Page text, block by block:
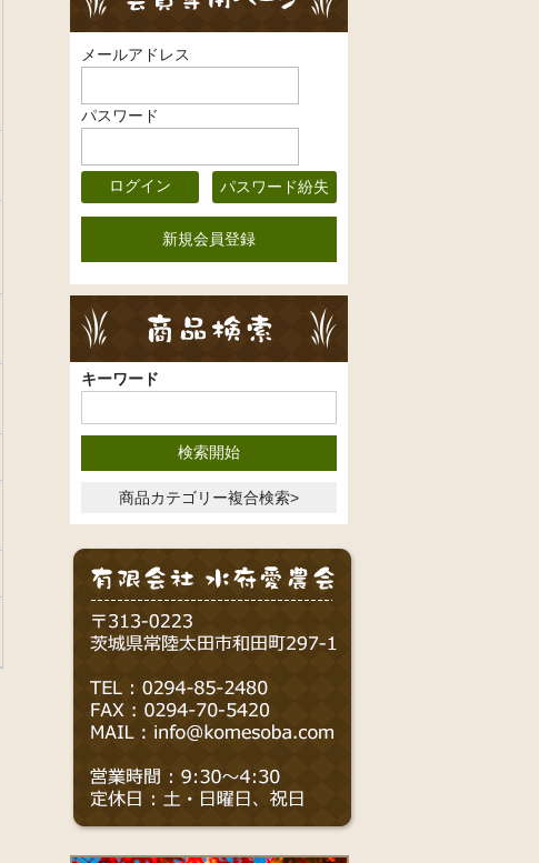
メールアドレス
パスワード
パスワード紛失
新規会員登録
キーワード
商品カテゴリー複合検索>